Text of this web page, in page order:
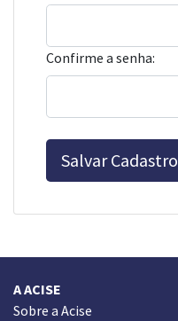
Confirme a senha:
Salvar Cadastro
A ACISE
Sobre a Acise